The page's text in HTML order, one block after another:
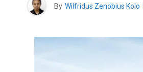
By Wilfridus Zenobius Kolo